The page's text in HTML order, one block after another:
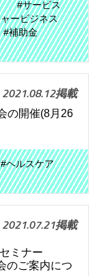
#サービス
ービジネス
#補助金
2021.08.12掲載
の開催(8月26
#ヘルスケア
2021.07.21掲載
ミナー
のご案内につ